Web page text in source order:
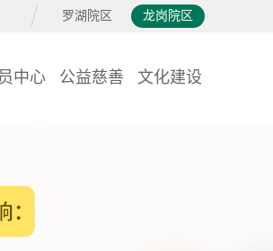
罗湖院区 龙岗院区
中心 公益慈善 文化建设